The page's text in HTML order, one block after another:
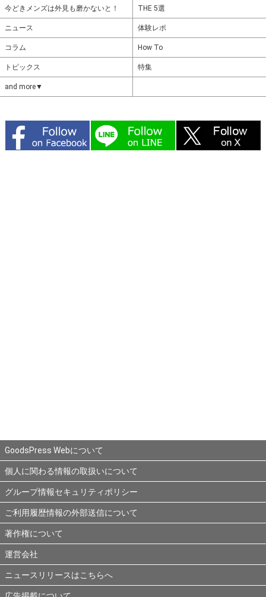
今どきメンズは外見も磨かないと！ THE 5選
ニュース 体験レポ
コラム How To
トピックス 特集
and more▼
GoodsPress Webについて
個人に関わる情報の取扱いについて
グループ情報セキュリティポリシー
ご利用履歴情報の外部送信について
著作権について
運営会社
ニュースリリースはこちらへ